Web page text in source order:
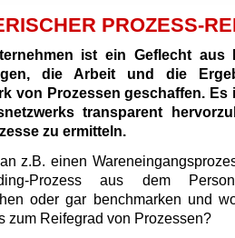
PROZESS-
ist ein Geflecht aus
die Arbeit und die
von Prozessen geschaffen.
transparent
zu ermitteln.
z.B. einen
Prozess aus dem
oder gar benchmarken und
zum Reifegrad von Prozessen?